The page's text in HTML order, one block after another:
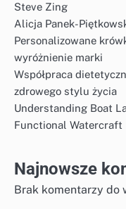
Steve Zing
Alicja Panek-
Personalizowane
wyróżnienie marki
Współpraca
zdrowego stylu życia
Understanding Boat
Functional Watercraft
Najnowsze
Brak komentarzy do